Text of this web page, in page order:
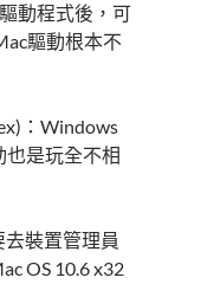
動程式後，可
驅動根本不
：Windows
也是玩全不相
裝置管理員
OS 10.6 x32